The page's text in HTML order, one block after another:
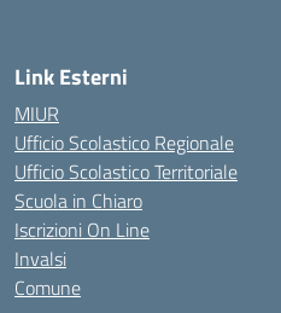
Link Esterni
MIUR
Ufficio Scolastico Regionale
Ufficio Scolastico Territoriale
Scuola in Chiaro
Iscrizioni On Line
Invalsi
Comune